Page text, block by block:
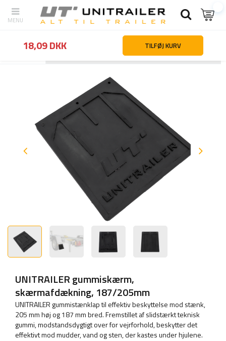
Hjul fælge dæk Stænkskærme og
UNITRAILER gummiskærm,
skærmafdækning, 187/205mm
UNITRAILER gummistænklap til effektiv beskyttelse mod stænk,
205 mm høj og 187 mm bred. Fremstillet af slidstærkt teknisk
gummi, modstandsdygtigt over for vejrforhold, beskytter det
effektivt mod mudder, vand og sten, der kastes under hjulene.
18,09 DKK TILFØJ KURV